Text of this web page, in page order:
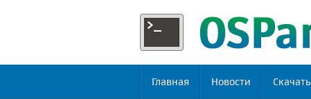
Главная Новости Скачать